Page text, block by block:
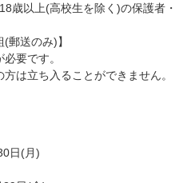
歳以上(高校生を除く)の保護者・
郵送のみ)】
要です。
は立ち入ることができません。
日(月)